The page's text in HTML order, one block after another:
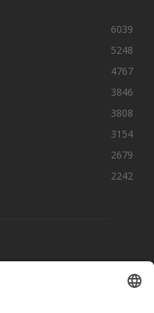
6039
5248
4767
3846
3808
3154
2679
2242